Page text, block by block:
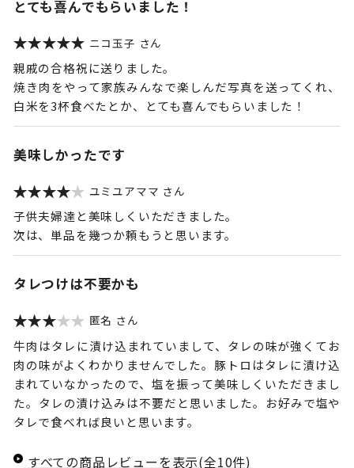
とても喜んでもらいました！
ニコ玉子
親戚の合格祝に送りました。
焼き肉をやって家族みんなで楽しんだ写真を送ってくれ、
白米を3杯食べたとか、とても喜んでもらいました！
美味しかったです
ユミユアママ
子供夫婦達と美味しくいただきました。
次は、単品を幾つか頼もうと思います。
タレつけは不要かも
匿名
牛肉はタレに漬け込まれていまして、タレの味が強くてお
肉の味がよくわかりませんでした。豚トロはタレに漬け込
まれていなかったので、塩を振って美味しくいただきまし
た。タレの漬け込みは不要だと思いました。お好みで塩や
タレで食べれば良いと思います。
すべての商品レビューを表示(全10件)